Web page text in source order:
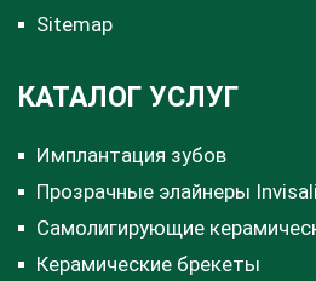
Sitemap
КАТАЛОГ УСЛУГ
Имплантация зубов
Прозрачные элайнеры
Самолигирующие
Керамические брекеты